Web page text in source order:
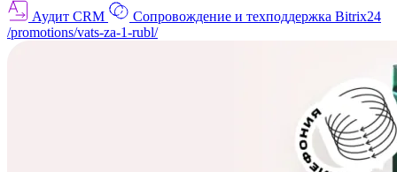
Аудит CRM
Сопровождение и техподдержка Bitrix24
/promotions/vats-za-1-rubl/